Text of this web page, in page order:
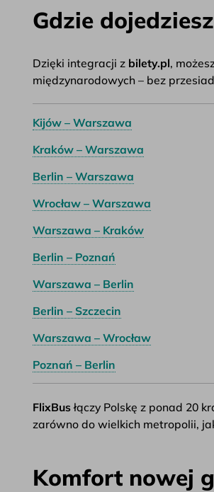
Gdzie
Dzięki integracji z bilety.pl,
międzynarodowych – bez
Kijów – Warszawa
Kraków – Warszawa
Berlin – Warszawa
Wrocław – Warszawa
Warszawa – Kraków
Berlin – Poznań
Warszawa – Berlin
Berlin – Szczecin
Warszawa – Wrocław
Poznań – Berlin
FlixBusłączy Polskę z ponad 20
zarówno do wielkich metropolii,
Komfort nowej